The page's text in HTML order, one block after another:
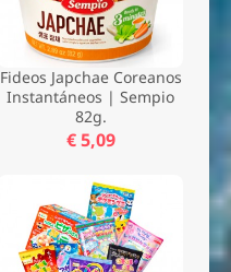
Fideos Japchae Coreanos
Instantáneos | Sempio
82g.
€ 5,09